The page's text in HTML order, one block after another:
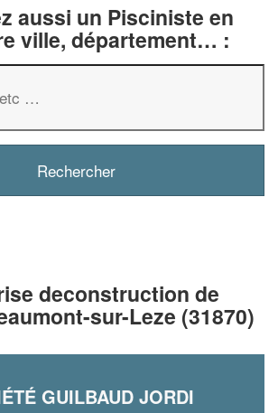
aussi un Pisciniste en
ville, département… :
deconstruction de
sur-Leze (31870)
GUILBAUD JORDI
Vous êtes un
professionnel ?
nouveaux clients!
En savoir plus